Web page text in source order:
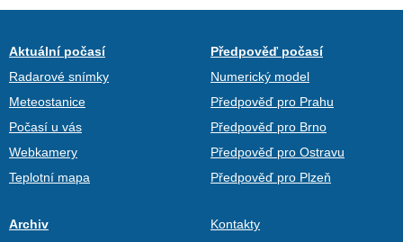
Aktuální počasí
Radarové snímky
Meteostanice
Počasí u vás
Webkamery
Teplotní mapa
Předpověď počasí
Numerický model
Předpověď pro Prahu
Předpověď pro Brno
Předpověď pro Ostravu
Předpověď pro Plzeň
Archiv Kontakty